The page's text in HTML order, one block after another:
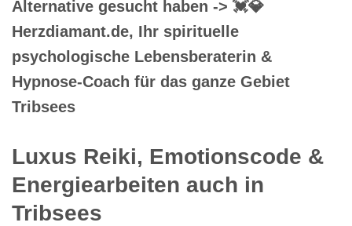
Alternative gesucht haben -> 💓️💎
Herzdiamant.de, Ihr spirituelle
psychologische Lebensberaterin &
Hypnose-Coach für das ganze Gebiet
Tribsees
Luxus Reiki, Emotionscode &
Energiearbeiten auch in
Tribsees